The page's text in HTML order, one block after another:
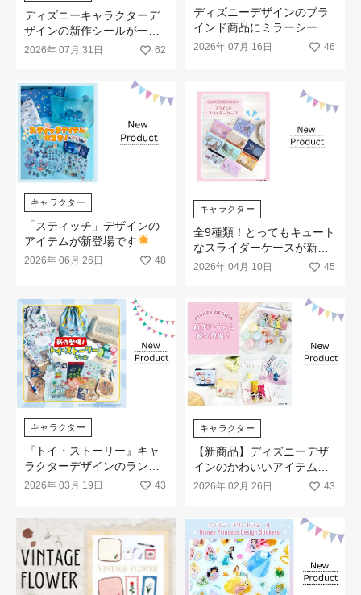
ディズニーキャラクターデ
ザインの新作シールが一挙
発売
2026年 07月 31日 62
ディズニーデザインのブラ
インド商品にミラーシール
が新登場です♡
2026年 07月 16日 46
キャラクター
「スティッチ」デザインの
アイテムが新登場です
2026年 06月 26日 48
キャラクター
全9種類！とってもキュート
なスライダーケースが新登
場します♡
2026年 04月 10日 45
キャラクター
『トイ・ストーリー』キャ
ラクターデザインのランチ
＆文具アイテムが新登場
2026年 03月 19日 43
キャラクター
【新商品】ディズニーデザ
インのかわいいアイテムが
続々登場です！
2026年 02月 26日 43